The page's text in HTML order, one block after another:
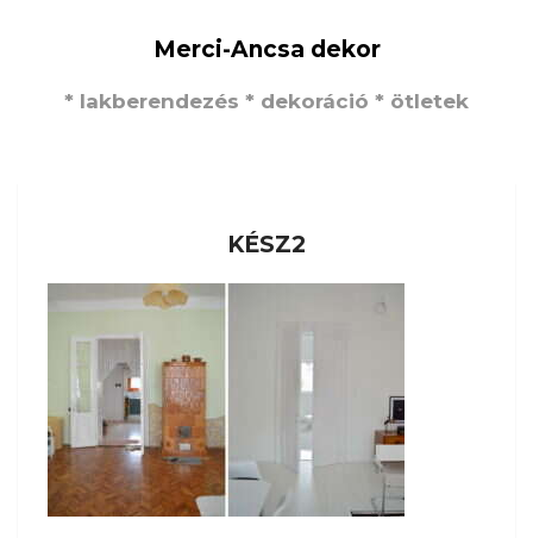
Merci-Ancsa dekor
* lakberendezés * dekoráció * ötletek
KÉSZ2